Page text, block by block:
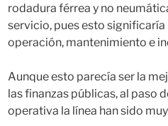
rodadura férrea y no
servicio, pues esto
operación, mantenimiento e
Aunque esto parecía ser la
las finanzas públicas, al paso
operativa la línea han sido